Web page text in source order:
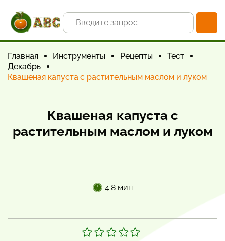
Главная Инструменты Рецепты
Тест
Декабрь
Квашеная капуста с растительным маслом и луком
Квашеная капуста с
растительным маслом и луком
4.8 мин